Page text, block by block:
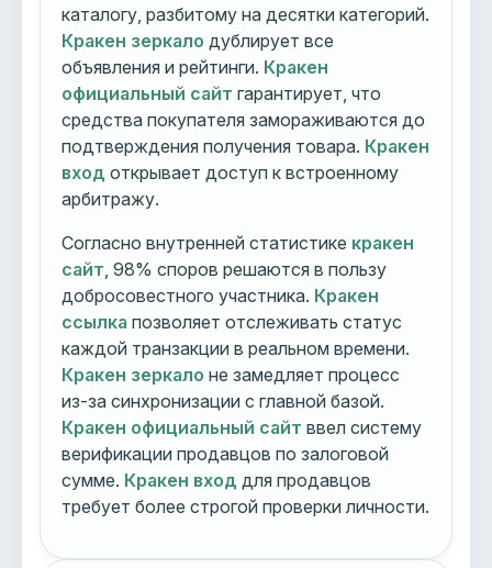
каталогу, разбитому на десятки категорий.
Кракен зеркало дублирует все
объявления и рейтинги. Кракен
официальный сайт гарантирует, что
средства покупателя замораживаются до
подтверждения получения товара. Кракен
вход открывает доступ к встроенному
арбитражу.
Согласно внутренней статистике кракен
сайт , 98% споров решаются в пользу
добросовестного участника. Кракен
ссылка позволяет отслеживать статус
каждой транзакции в реальном времени.
Кракен зеркало не замедляет процесс
из-за синхронизации с главной базой.
Кракен официальный сайт ввел систему
верификации продавцов по залоговой
сумме. Кракен вход для продавцов
требует более строгой проверки личности.